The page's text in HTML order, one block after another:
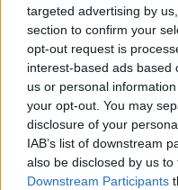
targeted advertising by
section to confirm your
opt-out request is
interest-based ads based
us or personal
your opt-out. You may
disclosure of your
IAB’s list of downstream
also be disclosed by us
Downstream Participants